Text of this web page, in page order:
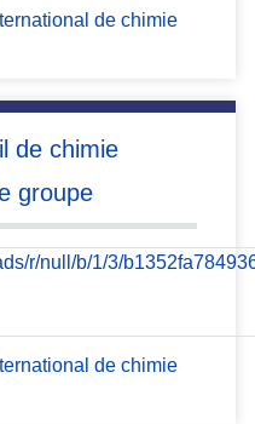
de chimie
de chimie
groupe
de chimie